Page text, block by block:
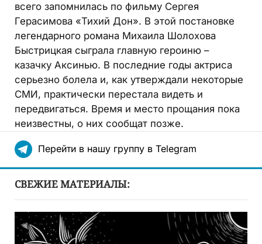
всего запомнилась по фильму Сергея
Герасимова «Тихий Дон». В этой постановке
легендарного романа Михаила Шолохова
Быстрицкая сыграла главную героиню –
казачку Аксинью. В последние годы актриса
серьезно болела и, как утверждали некоторые
СМИ, практически перестала видеть и
передвигаться. Время и место прощания пока
неизвестны, о них сообщат позже.
Перейти в нашу группу в Telegram
СВЕЖИЕ МАТЕРИАЛЫ: